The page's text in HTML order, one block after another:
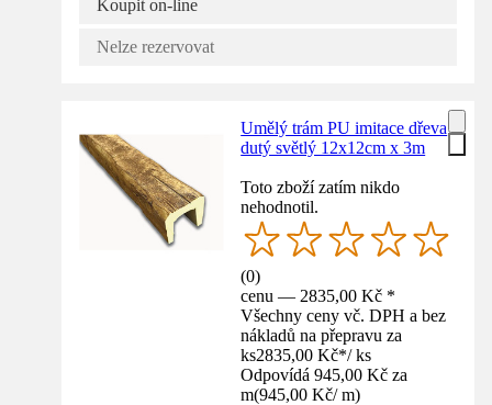
Koupit on-line
Nelze rezervovat
Umělý trám PU imitace dřeva
dutý světlý 12x12cm x 3m
Toto zboží zatím nikdo
nehodnotil.
(0)
cenu — 2835,00 Kč *
Všechny ceny vč. DPH a bez
nákladů na přepravu za
ks2835,00 Kč*/ ks
Odpovídá 945,00 Kč za
m(945,00 Kč/ m)